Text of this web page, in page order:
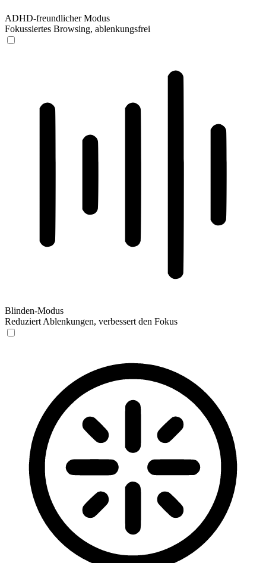
ADHD-freundlicher Modus
Fokussiertes Browsing, ablenkungsfrei
Blinden-Modus
Reduziert Ablenkungen, verbessert den Fokus